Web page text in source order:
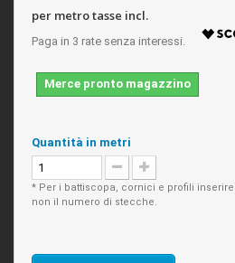
per metro tasse incl.
Merce pronto magazzino
Quantità in metri
* Per i battiscopa, cornici e profili
non il numero di stecche.